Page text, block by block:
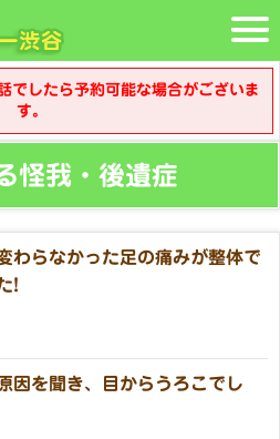
でしたら予約可能な場合がございま
す。
怪我・後遺症
わらなかった足の痛みが整体で
!
因を聞き、目からうろこでし